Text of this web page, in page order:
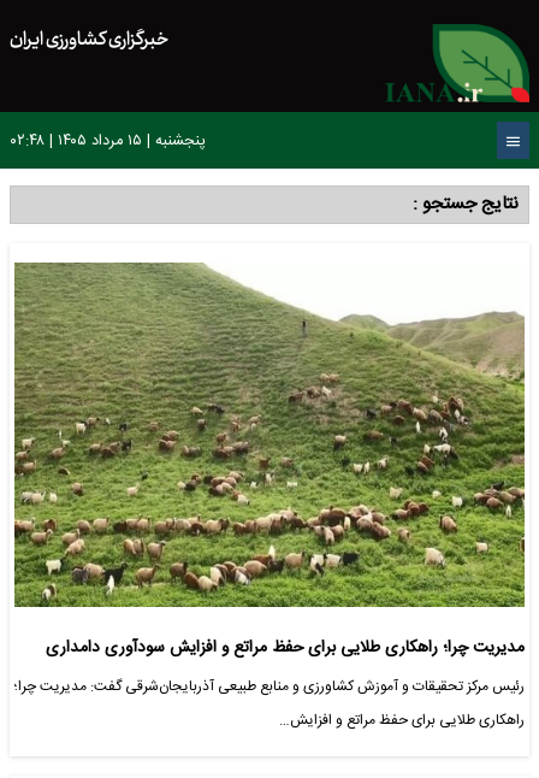
خبرگزاری کشاورزی ایران
پنجشنبه | ۱۵ مرداد ۱۴۰۵ | ۰۲:۴۸
نتایج جستجو :
مدیریت چرا؛ راهکاری طلایی برای حفظ مراتع و افزایش سودآوری دامداری
رئیس مرکز تحقیقات و آموزش کشاورزی و منابع طبیعی آذربایجان‌شرقی گفت: مدیریت چرا؛
راهکاری طلایی برای حفظ مراتع و افزایش…